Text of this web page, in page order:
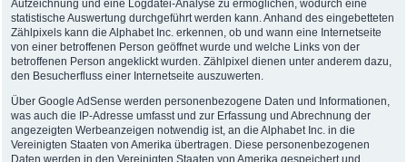
Aufzeichnung und eine Logdatei-Analyse zu ermöglichen, wodurch eine
statistische Auswertung durchgeführt werden kann. Anhand des eingebetteten
Zählpixels kann die Alphabet Inc. erkennen, ob und wann eine Internetseite
von einer betroffenen Person geöffnet wurde und welche Links von der
betroffenen Person angeklickt wurden. Zählpixel dienen unter anderem dazu,
den Besucherfluss einer Internetseite auszuwerten.
Über Google AdSense werden personenbezogene Daten und Informationen,
was auch die IP-Adresse umfasst und zur Erfassung und Abrechnung der
angezeigten Werbeanzeigen notwendig ist, an die Alphabet Inc. in die
Vereinigten Staaten von Amerika übertragen. Diese personenbezogenen
Daten werden in den Vereinigten Staaten von Amerika gespeichert und